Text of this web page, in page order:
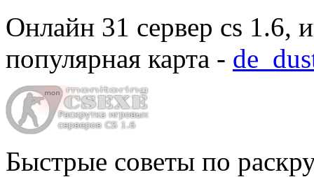
Онлайн 31 сервер cs 1.6,
популярная карта -
Быстрые советы по